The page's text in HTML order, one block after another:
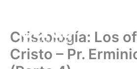
Cristología: Los
Cristo – Pr.